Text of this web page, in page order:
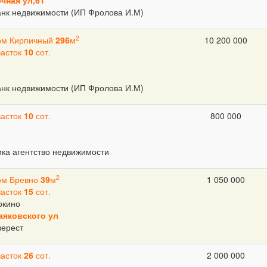
недвижимости (ИП Фролова И.М)
Кирпичный 296м2
10 сот.
недвижимости (ИП Фролова И.М)
10 200 000
10 сот.
агентство недвижимости
800 000
Бревно 39м2
15 сот.
ул
1 050 000
26 сот. 2 000 000